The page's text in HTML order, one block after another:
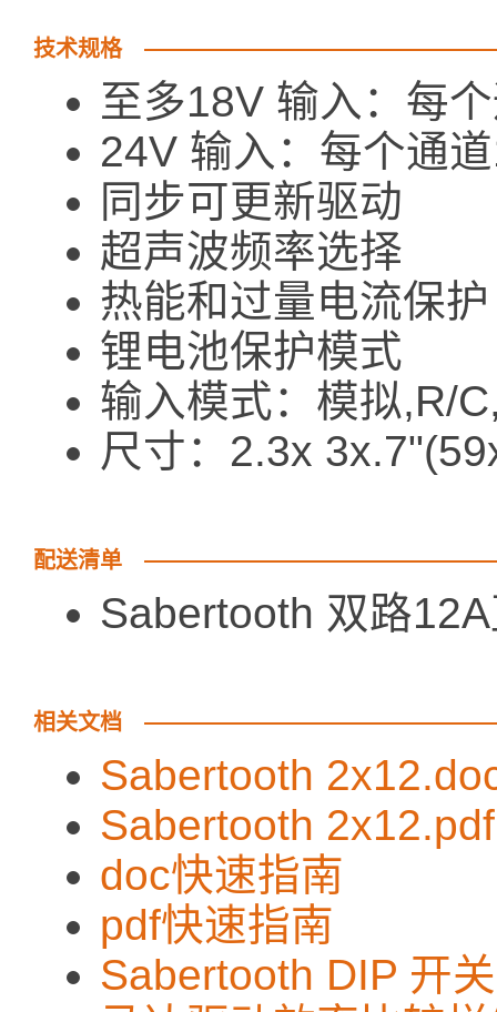
技术规格
至多18V 输入：每
24V 输入：每个通
同步可更新驱动
超声波频率选择
热能和过量电流保护
锂电池保护模式
输入模式：模拟,R/
尺寸：2.3x
配送清单
Sabertooth 双路
相关文档
Sabertooth
Sabertooth
doc快速指南
pdf快速指南
Sabertooth DIP 开